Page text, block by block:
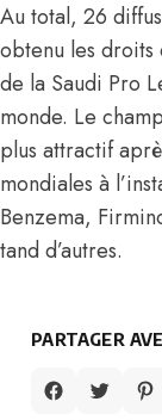
Au total, 26
obtenu les droits
de la Saudi Pro
monde. Le
plus attractif
mondiales à
Benzema,
tand d’autres.
PARTAGER